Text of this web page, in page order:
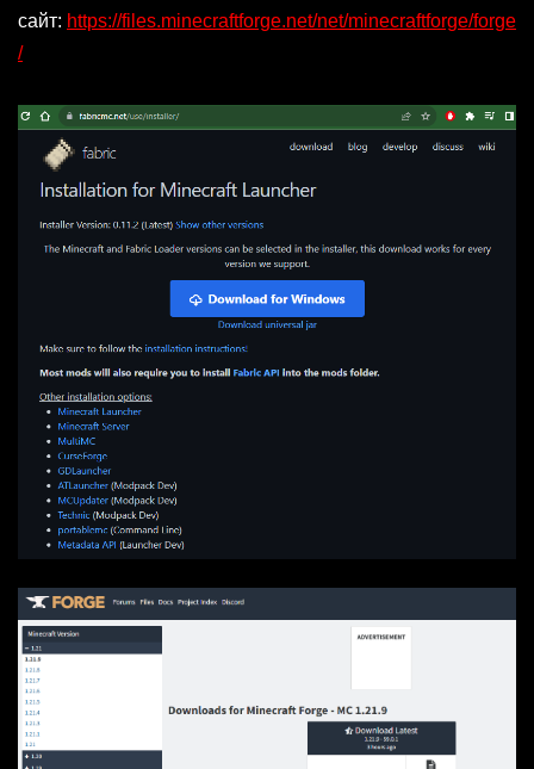
сайт: https://files.minecraftforge.net/net/minecraftforge/forge
/